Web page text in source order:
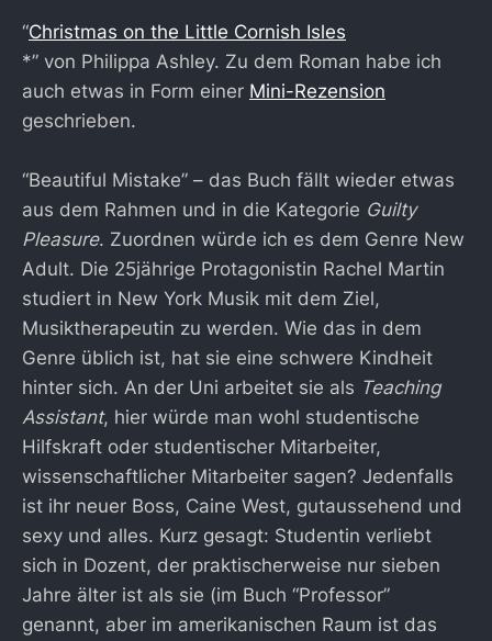
“Christmas on the Little Cornish Isles
*” von Philippa Ashley. Zu dem Roman habe ich
auch etwas in Form einer Mini-Rezension
geschrieben.
“Beautiful Mistake” – das Buch fällt wieder etwas
aus dem Rahmen und in die Kategorie Guilty
Pleasure. Zuordnen würde ich es dem Genre New
Adult. Die 25jährige Protagonistin Rachel Martin
studiert in New York Musik mit dem Ziel,
Musiktherapeutin zu werden. Wie das in dem
Genre üblich ist, hat sie eine schwere Kindheit
hinter sich. An der Uni arbeitet sie als Teaching
Assistant, hier würde man wohl studentische
Hilfskraft oder studentischer Mitarbeiter,
wissenschaftlicher Mitarbeiter sagen? Jedenfalls
ist ihr neuer Boss, Caine West, gutaussehend und
sexy und alles. Kurz gesagt: Studentin verliebt
sich in Dozent, der praktischerweise nur sieben
Jahre älter ist als sie (im Buch “Professor”
genannt, aber im amerikanischen Raum ist das